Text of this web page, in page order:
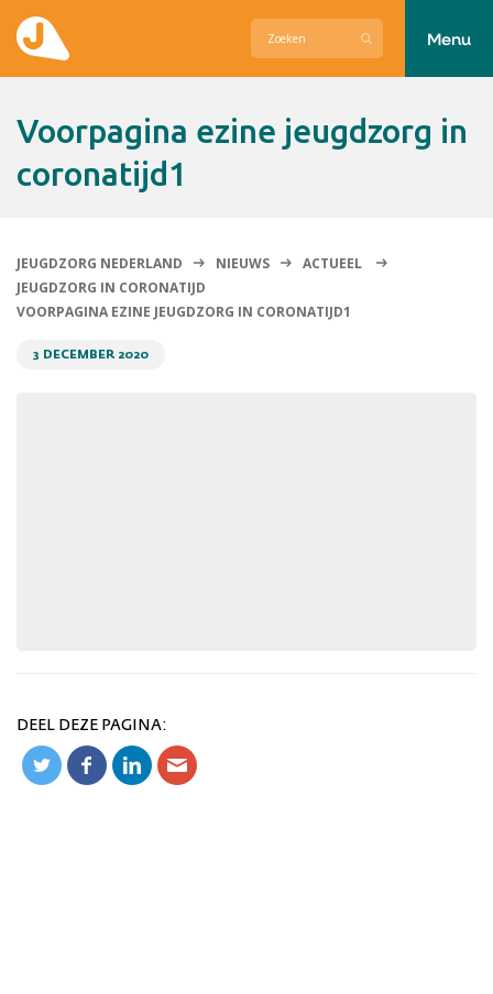
Hier zetten wij ons voor in
Contact
Menu
voorpagina ezine jeugdzorg in
coronatijd1
JEUGDZORG NEDERLAND NIEUWS
ACTUEEL
JEUGDZORG IN CORONATIJD
VOORPAGINA EZINE JEUGDZORG IN CORONATIJD1
3 DECEMBER 2020
DEEL DEZE PAGINA: